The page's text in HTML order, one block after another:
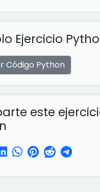
Ejercicio
Código Python
este